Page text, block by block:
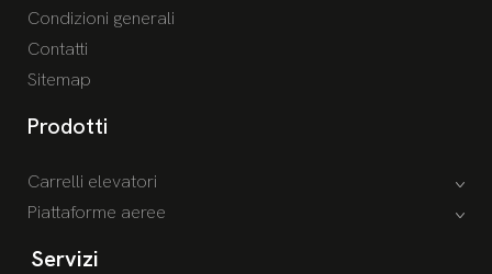
Condizioni generali
Contatti
Sitemap
Prodotti
Carrelli elevatori
Piattaforme aeree
Servizi